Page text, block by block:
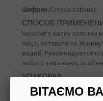
Шафран (Crocus sativus).
СПОСОБ
Нанесите маску
лицо, оставьте на 30
водой. Рекомендуется
любого типа кожи,
УПАКОВКА
50 грамм
ВІТАЄМО